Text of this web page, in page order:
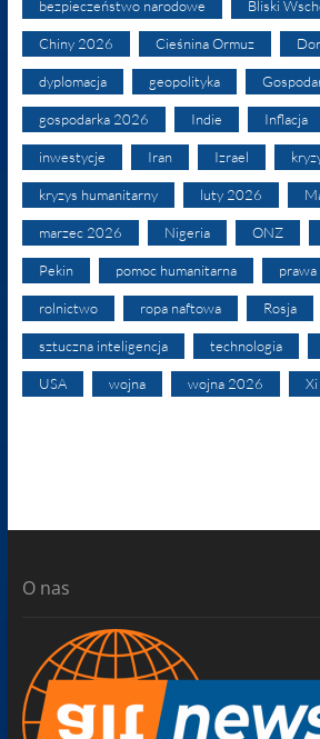
bezpieczeństwo narodowe Bliski
Chiny 2026 Cieśnina Ormuz
dyplomacja geopolityka
gospodarka 2026 Indie Inflacja
inwestycje Iran Izrael
kryzys humanitarny luty 2026
marzec 2026 Nigeria ONZ
Pekin pomoc humanitarna prawa
rolnictwo ropa naftowa Rosja
sztuczna inteligencja technologia
USA wojna wojna 2026
O nas